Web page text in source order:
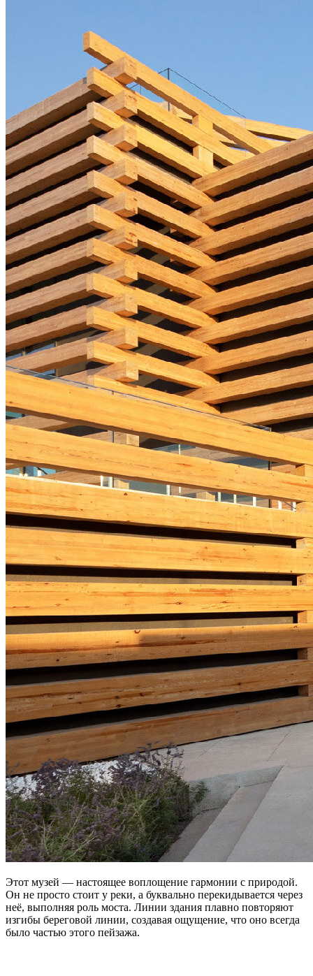
Этот музей — настоящее воплощение гармонии с природой.
Он не просто стоит у реки, а буквально перекидывается через
неё, выполняя роль моста. Линии здания плавно повторяют
изгибы береговой линии, создавая ощущение, что оно всегда
было частью этого пейзажа.